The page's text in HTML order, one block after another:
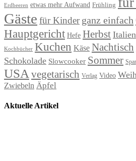
Erdbeeren etwas mehr Aufwand Frühling
Gäste für Kinder ganz einfach
Hauptgericht Hefe Herbst Italien
Kochbücher Kuchen Käse Nachtisch
Schokolade Slowcooker Sommer
USA vegetarisch Verlag Video
Zwiebeln Äpfel
Aktuelle Artikel